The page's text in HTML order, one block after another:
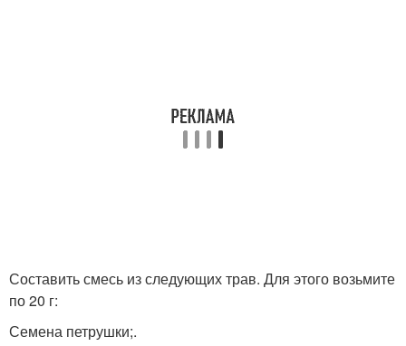
Составить смесь из следующих трав. Для этого возьмите
по 20 г:
Семена петрушки;.